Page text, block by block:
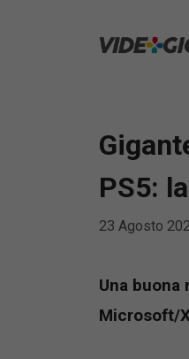
PS5:
23 Agosto
Una buona
Microsoft/